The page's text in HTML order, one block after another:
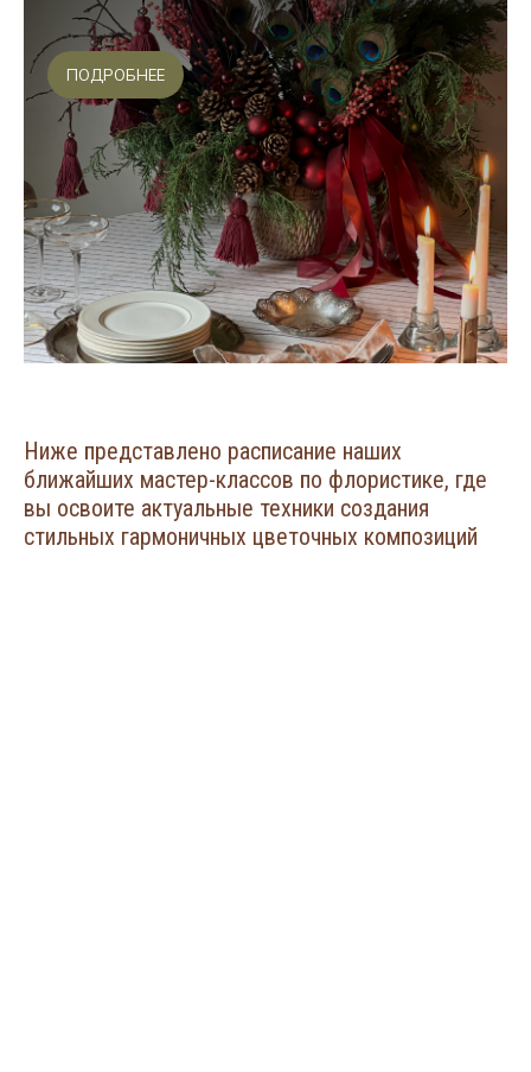
ПОДРОБНЕЕ
Ниже представлено расписание наших
ближайших мастер-классов по флористике, где
вы освоите актуальные техники создания
стильных гармоничных цветочных композиций